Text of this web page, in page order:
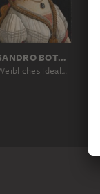
SANDRO BOTTICELLI
Weibliches Idealbildnis (Bildnis der Simonetta Vespucci als Nymphe)